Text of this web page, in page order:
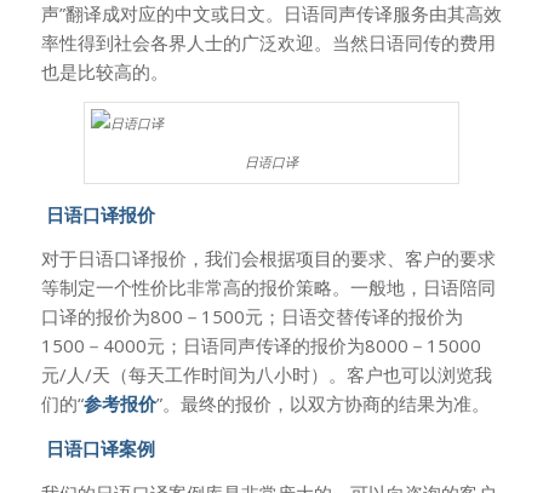
声”翻译成对应的中文或日文。日语同声传译服务由其高效
率性得到社会各界人士的广泛欢迎。当然日语同传的费用
也是比较高的。
日语口译
日语口译报价
对于日语口译报价，我们会根据项目的要求、客户的要求
等制定一个性价比非常高的报价策略。一般地，日语陪同
口译的报价为800－1500元；日语交替传译的报价为
1500－4000元；日语同声传译的报价为8000－15000
元/人/天（每天工作时间为八小时）。客户也可以浏览我
们的“参考报价”。最终的报价，以双方协商的结果为准。
日语口译案例